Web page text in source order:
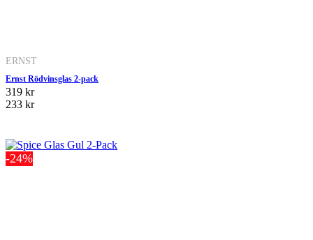
ERNST
Ernst Rödvinsglas 2-pack
319 kr
233 kr
-24%